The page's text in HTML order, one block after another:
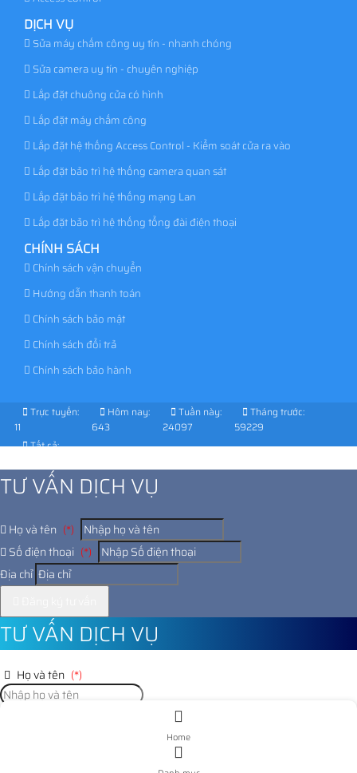
DỊCH VỤ
Sửa máy chấm công uy tín - nhanh chóng
Sửa camera uy tín - chuyên nghiệp
Lắp đặt chuông cửa có hình
Lắp đặt máy chấm công
Lắp đặt hệ thống Access Control - Kiểm soát cửa ra vào
Lắp đặt bảo trì hệ thống camera quan sát
Lắp đặt bảo trì hệ thống mạng Lan
Lắp đặt bảo trì hệ thống tổng đài điện thoại
CHÍNH SÁCH
Chính sách vận chuyển
Hướng dẫn thanh toán
Chính sách bảo mật
Chính sách đổi trả
Chính sách bảo hành
Trực tuyến:
11
Hôm nay:
643
Tuần này:
24097
Tháng trước:
59229
Tất cả:
TƯ VẤN DỊCH VỤ
Họ và tên (*)
Số điện thoại (*)
Địa chỉ
TƯ VẤN DỊCH VỤ
Họ và tên (*)
Home